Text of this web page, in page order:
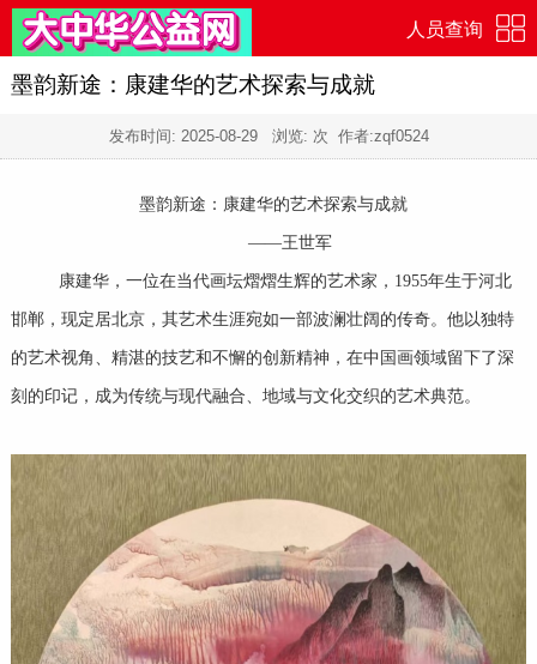
人员查询
墨韵新途：康建华的艺术探索与成就
发布时间: 2025-08-29浏览: 次 作者:zqf0524
墨韵新途：康建华的艺术探索与成就
——王世军
康建华，一位在当代画坛熠熠生辉的艺术家，1955年生于河北
邯郸，现定居北京，其艺术生涯宛如一部波澜壮阔的传奇。他以独特
的艺术视角、精湛的技艺和不懈的创新精神，在中国画领域留下了深
刻的印记，成为传统与现代融合、地域与文化交织的艺术典范。